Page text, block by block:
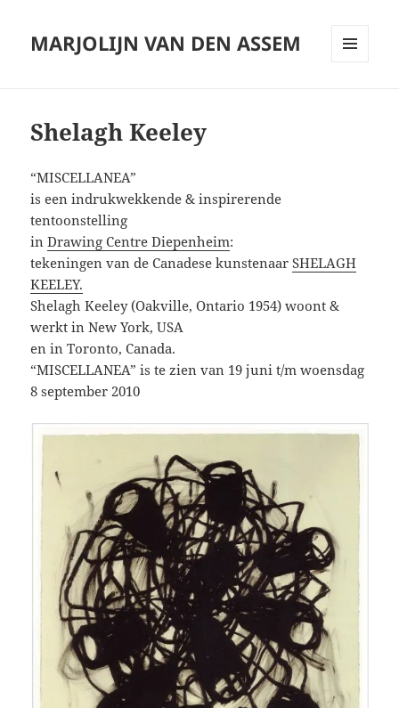
MARJOLIJN VAN DEN ASSEM
Shelagh Keeley
“MISCELLANEA”
is een indrukwekkende & inspirerende
tentoonstelling
inDrawing Centre Diepenheim:
tekeningen van de Canadese kunstenaarSHELAGH
KEELEY.
Shelagh Keeley (Oakville, Ontario 1954) woont &
werkt in New York, USA
en in Toronto, Canada.
“MISCELLANEA” is te zien van 19 juni t/m woensdag
8 september 2010